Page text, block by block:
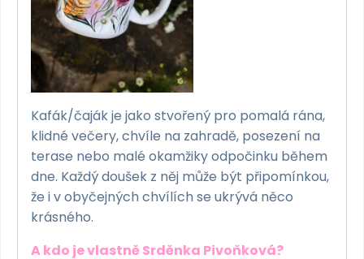
Kafák/čaják je jako stvořený pro pomalá rána,
klidné večery, chvíle na zahradě, posezení na
terase nebo malé okamžiky odpočinku během
dne. Každý doušek z něj může být připomínkou,
že i v obyčejných chvílích se ukrývá něco
krásného.
A kdo je vlastně Srděnka Pivoňková?